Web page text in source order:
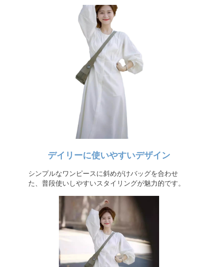
デイリーに使いやすいデザイン
シンプルなワンピースに斜めがけバッグを合わせ
た、普段使いしやすいスタイリングが魅力的です。